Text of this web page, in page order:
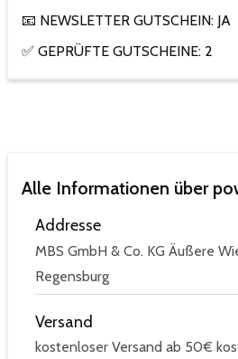
📧 NEWSLETTER GUTSCHEIN: JA
✅ GEPRÜFTE GUTSCHEINE: 2
Alle Informationen über
Addresse
MBS GmbH & Co. KG Äußere
Regensburg
Versand
kostenloser Versand ab 50€